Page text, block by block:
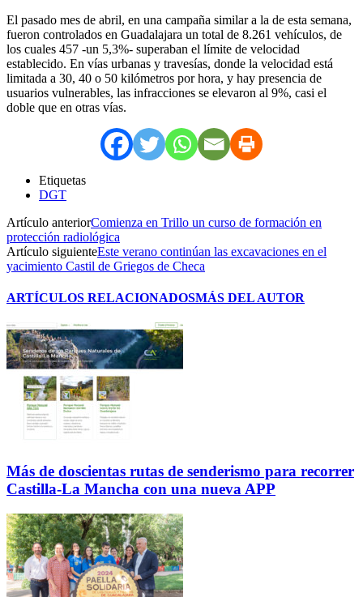
El pasado mes de abril, en una campaña similar a la de esta semana,
fueron controlados en Guadalajara un total de 8.261 vehículos, de
los cuales 457 -un 5,3%- superaban el límite de velocidad
establecido. En vías urbanas y travesías, donde la velocidad está
limitada a 30, 40 o 50 kilómetros por hora, y hay presencia de
usuarios vulnerables, las infracciones se elevaron al 9%, casi el
doble que en otras vías.
Etiquetas
DGT
Artículo anteriorComienza en Trillo un curso de formación en
protección radiológica
Artículo siguienteEste verano continúan las excavaciones en el
yacimiento Castil de Griegos de Checa
ARTÍCULOS RELACIONADOSMÁS DEL AUTOR
Más de doscientas rutas de senderismo para recorrer
Castilla-La Mancha con una nueva APP